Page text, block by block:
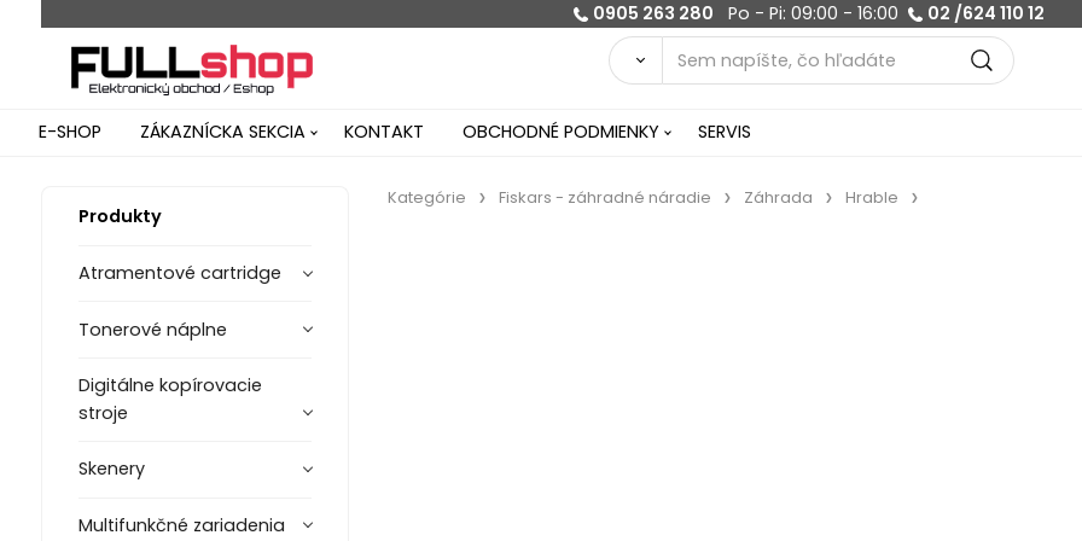
0905 263 280 Po - Pi: 09:00 - 16:00 02 /624 110 12
E-SHOP ZÁKAZNÍCKA SEKCIA KONTAKT OBCHODNÉ PODMIENKY SERVIS
Produkty
Atramentové cartridge
Tonerové náplne
Digitálne kopírovacie
stroje
Skenery
Multifunkčné zariadenia
Kategórie Fiskars - záhradné náradie Záhrada Hrable